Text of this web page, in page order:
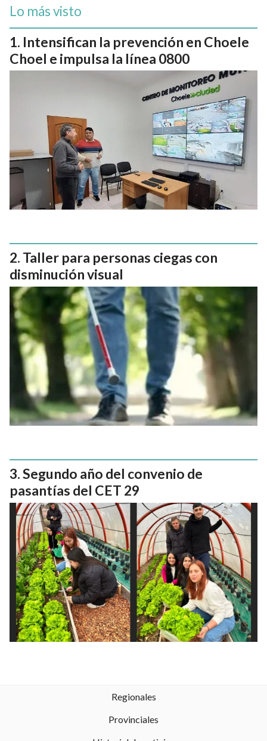
Lo más visto
Intensifican la prevención en Choele
Choel e impulsa la línea 0800
Taller para personas ciegas con
disminución visual
Segundo año del convenio de
pasantías del CET 29
Regionales
Provinciales